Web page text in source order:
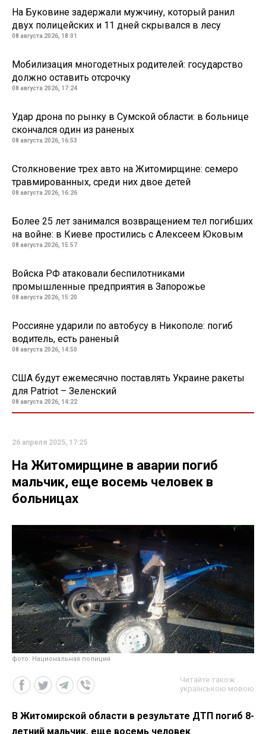
На Буковине задержали мужчину, который ранил
двух полицейских и 11 дней скрывался в лесу
08 августа 2026, 18:01
Мобилизация многодетных родителей: государство
должно оставить отсрочку
08 августа 2026, 17:24
Удар дрона по рынку в Сумской области: в больнице
скончался один из раненых
08 августа 2026, 16:53
Столкновение трех авто на Житомирщине: семеро
травмированных, среди них двое детей
08 августа 2026, 16:26
Более 25 лет занимался возвращением тел погибших
на войне: в Киеве простились с Алексеем Юковым
08 августа 2026, 15:57
Войска РФ атаковали беспилотниками
промышленные предприятия в Запорожье
08 августа 2026, 15:20
Россияне ударили по автобусу в Никополе: погиб
водитель, есть раненый
08 августа 2026, 14:50
США будут ежемесячно поставлять Украине ракеты
для Patriot – Зеленский
08 августа 2026, 14:22
26 апреля 2025, 17:25
На Житомирщине в аварии погиб
мальчик, еще восемь человек в
больницах
фото: Национальная полиция
Читайте також
українською мовою
В Житомирской области в результате ДТП погиб 8-
летний мальчик, еще восемь человек